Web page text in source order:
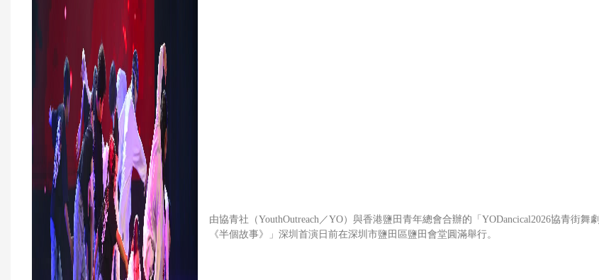
由協青社（YouthOutreach／YO）與香港鹽田青年總會合辦的「YODancical2026協青街舞劇
《半個故事》」深圳首演日前在深圳市鹽田區鹽田會堂圓滿舉行。